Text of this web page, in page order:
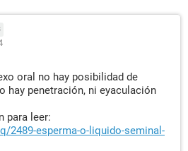
oral no hay posibilidad de
hay penetración, ni eyaculación
para leer:
2489-esperma-o-liquido-seminal-